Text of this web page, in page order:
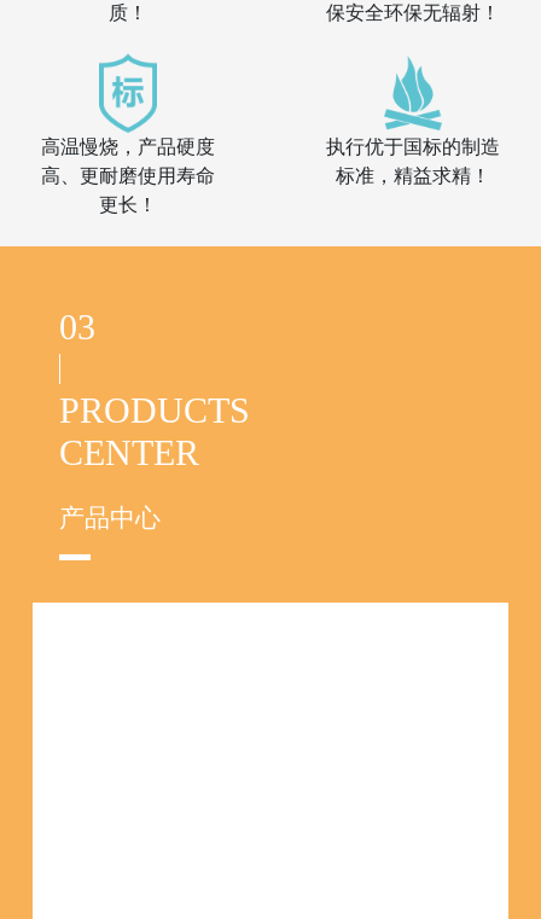
质！
保安全环保无辐射！
高温慢烧，产品硬度
高、更耐磨使用寿命
更长！
执行优于国标的制造
标准，精益求精！
03
PRODUCTS
CENTER
产品中心